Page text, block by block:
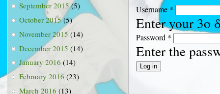
September 2015(5)
October 2015(5)
November 2015 (14)
December 2015 (14)
January 2016 (14)
February 2016 (23)
March 2016 (13)
Username *
Enter your 3ο
Password *
Enter the